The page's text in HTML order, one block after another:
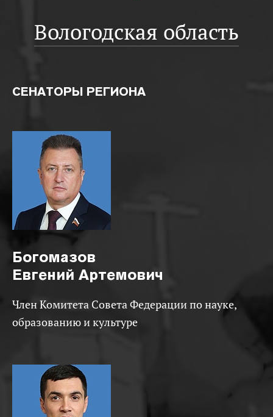
Вологодская область
СЕНАТОРЫ РЕГИОНА
Богомазов
Евгений Артемович
Член Комитета Совета Федерации по науке,
образованию и культуре